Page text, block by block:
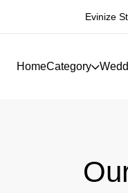
HomeCategory